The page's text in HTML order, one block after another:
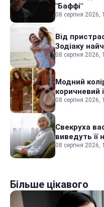
"Баффі"
08 серпня 2026,
Від
Зодіаку
08 серпня 2026,
Модний
коричневий
08 серпня 2026,
Свекруха
виведуть її
08 серпня 2026,
Більше цікавого